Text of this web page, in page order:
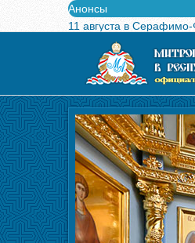
Анонсы
11 августа в
Выпущен в свет
Вышел в свет новый
Вышла в свет
Алма-Атинская